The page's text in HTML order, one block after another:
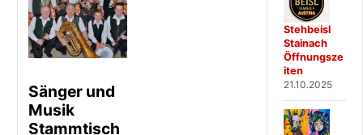
Sänger und
Musik
Stammtisch
Stehbeisl
Stainach
Öffnungsze
iten
21.10.2025